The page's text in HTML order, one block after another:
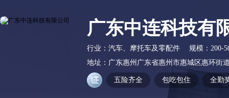
广东中连科技有
行业： 汽车、摩托车及零配件 规模： 200-
地址： 广东惠州广东省惠州市惠城区惠环街
五险齐全 包吃包住 全勤